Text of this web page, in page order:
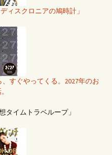
ィスクロニアの鳩時計」
すぐやってくる。2027年のお
タイムトラベループ」